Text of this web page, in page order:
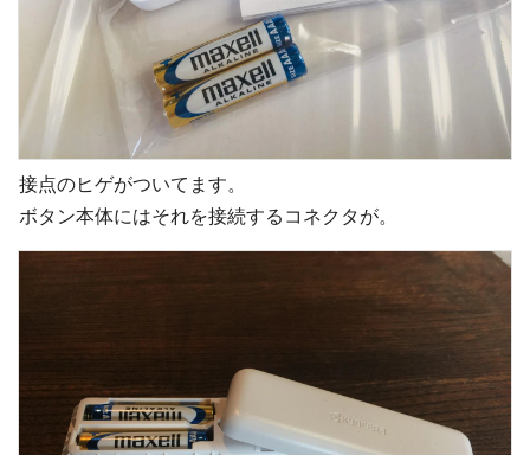
接点のヒゲがついてます。
ボタン本体にはそれを接続するコネクタが。